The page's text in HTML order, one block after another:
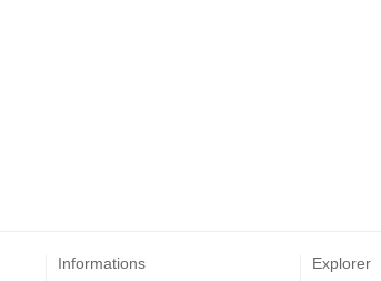
Informations Explorer